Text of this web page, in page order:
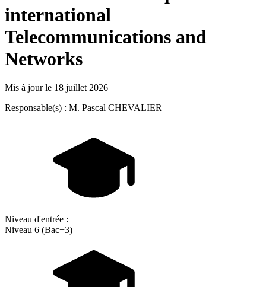
international
Telecommunications and
Networks
Mis à jour le 18 juillet 2026
Responsable(s) : M. Pascal CHEVALIER
Niveau d'entrée :
Niveau 6 (Bac+3)